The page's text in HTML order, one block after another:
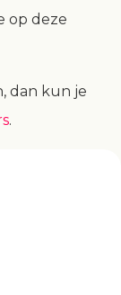
op deze
dan kun je
.